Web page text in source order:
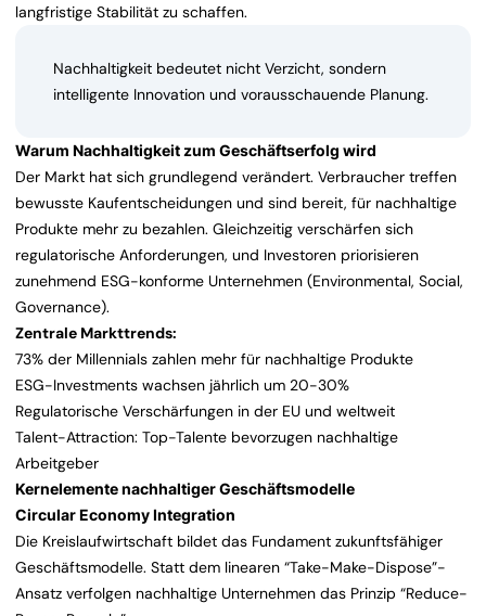
langfristige Stabilität zu schaffen.
Nachhaltigkeit bedeutet nicht Verzicht, sondern
intelligente Innovation und vorausschauende Planung.
Warum Nachhaltigkeit zum Geschäftserfolg wird
Der Markt hat sich grundlegend verändert. Verbraucher treffen
bewusste Kaufentscheidungen und sind bereit, für nachhaltige
Produkte mehr zu bezahlen. Gleichzeitig verschärfen sich
regulatorische Anforderungen, und Investoren priorisieren
zunehmend ESG-konforme Unternehmen (Environmental, Social,
Governance).
Zentrale Markttrends:
73% der Millennials zahlen mehr für nachhaltige Produkte
ESG-Investments wachsen jährlich um 20-30%
Regulatorische Verschärfungen in der EU und weltweit
Talent-Attraction: Top-Talente bevorzugen nachhaltige
Arbeitgeber
Kernelemente nachhaltiger Geschäftsmodelle
Circular Economy Integration
Die Kreislaufwirtschaft bildet das Fundament zukunftsfähiger
Geschäftsmodelle. Statt dem linearen “Take-Make-Dispose”-
Ansatz verfolgen nachhaltige Unternehmen das Prinzip “Reduce-